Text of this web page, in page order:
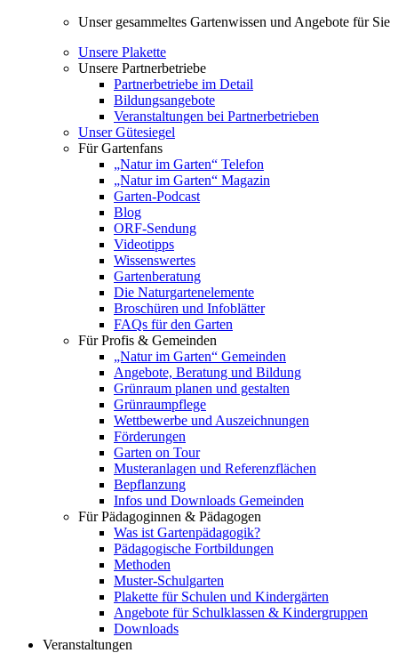
Unser gesammeltes Gartenwissen und Angebote für Sie
Unsere Plakette
Unsere Partnerbetriebe
Partnerbetriebe im Detail
Bildungsangebote
Veranstaltungen bei Partnerbetrieben
Unser Gütesiegel
Für Gartenfans
„Natur im Garten“ Telefon
„Natur im Garten“ Magazin
Garten-Podcast
Blog
ORF-Sendung
Videotipps
Wissenswertes
Gartenberatung
Die Naturgartenelemente
Broschüren und Infoblätter
FAQs für den Garten
Für Profis & Gemeinden
„Natur im Garten“ Gemeinden
Angebote, Beratung und Bildung
Grünraum planen und gestalten
Grünraumpflege
Wettbewerbe und Auszeichnungen
Förderungen
Garten on Tour
Musteranlagen und Referenzflächen
Bepflanzung
Infos und Downloads Gemeinden
Für Pädagoginnen & Pädagogen
Was ist Gartenpädagogik?
Pädagogische Fortbildungen
Methoden
Muster-Schulgarten
Plakette für Schulen und Kindergärten
Angebote für Schulklassen & Kindergruppen
Downloads
Veranstaltungen